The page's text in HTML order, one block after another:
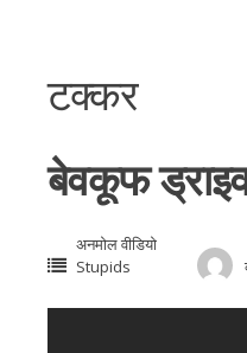
टक्कर
बेवकूफ
अनमोल वीडियो
Stupids